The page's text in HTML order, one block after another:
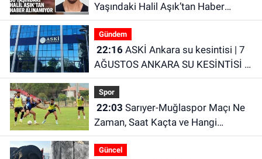
Yaşındaki Halil Aşık’tan Haber
Alınamıyor
Gündem
22:16ASKİ Ankara su kesintisi | 7
AĞUSTOS ANKARA SU KESİNTİSİ |
Ankara Yenimahalle su kesintisi
Spor
22:03
Zaman, Saat Kaçta ve Hangi
Kanalda?
Güncel